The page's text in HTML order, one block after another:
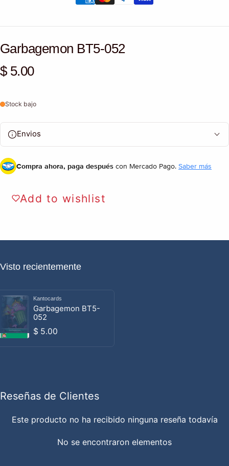
Garbagemon BT5-052
Precio habitual
$ 5.00
Stock bajo
Envios
Compra ahora, paga después con Mercado Pago. Saber más
Add to wishlist
Visto recientemente
Proveedor:
Kantocards
Garbagemon BT5-
052
Precio habitual
$ 5.00
Reseñas de Clientes
Este producto no ha recibido ninguna reseña todavía
No se encontraron elementos